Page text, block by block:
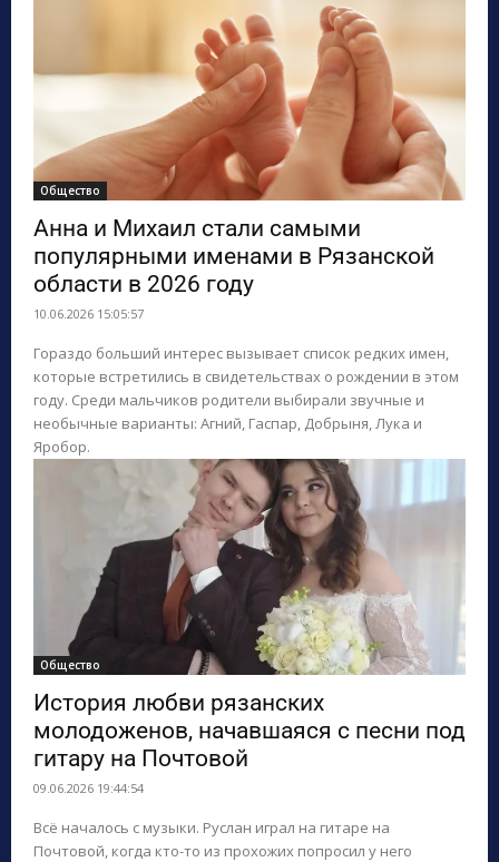
Общество
Анна и Михаил стали самыми
популярными именами в Рязанской
области в 2026 году
10.06.2026 15:05:57
Гораздо больший интерес вызывает список редких имен,
которые встретились в свидетельствах о рождении в этом
году. Среди мальчиков родители выбирали звучные и
необычные варианты: Агний, Гаспар, Добрыня, Лука и
Яробор.
Общество
История любви рязанских
молодоженов, начавшаяся с песни под
гитару на Почтовой
09.06.2026 19:44:54
Всё началось с музыки. Руслан играл на гитаре на
Почтовой, когда кто-то из прохожих попросил у него